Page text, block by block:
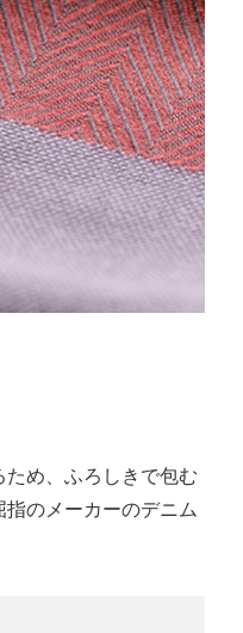
め、ふろしきで包む
のメーカーのデニム